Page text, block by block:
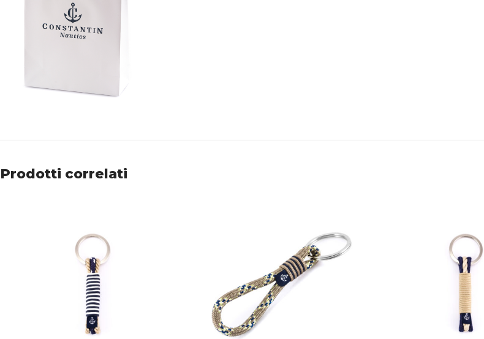
Prodotti correlati